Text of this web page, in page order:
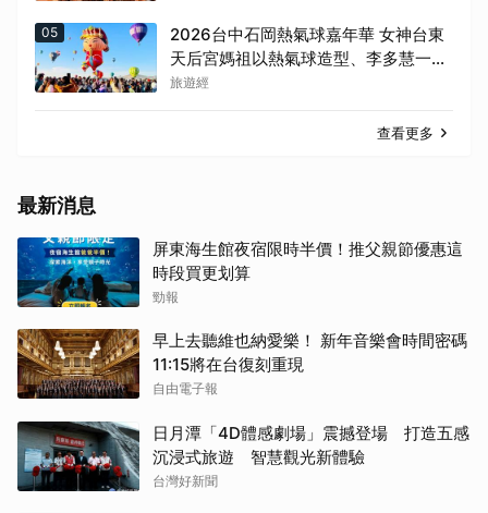
05
2026台中石岡熱氣球嘉年華 女神台東
天后宮媽祖以熱氣球造型、李多慧一起
加持助陣
旅遊經
查看更多
最新消息
屏東海生館夜宿限時半價！推父親節優惠這
時段買更划算
勁報
早上去聽維也納愛樂！ 新年音樂會時間密碼
11:15將在台復刻重現
自由電子報
日月潭「4D體感劇場」震撼登場 打造五感
沉浸式旅遊 智慧觀光新體驗
台灣好新聞